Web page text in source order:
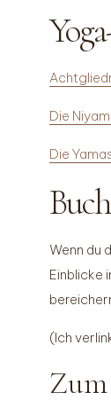
Die
Die
Wenn du
Einblicke
(Ich